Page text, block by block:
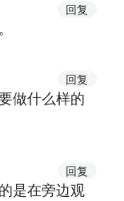
回复
回复
做什么样的
回复
是在旁边观